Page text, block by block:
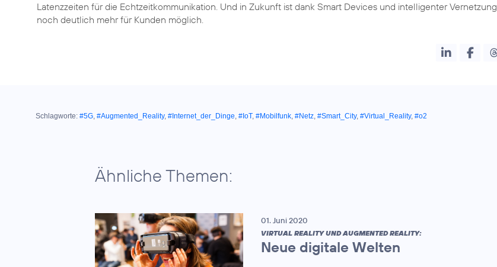
Latenzzeiten für die Echtzeitkommunikation. Und in Zukunft ist dank Smart Devices und intelligenter Vernetzung
Schlagworte: #5G, #Augmented_Reality, #Internet_der_Dinge, #IoT, #Mobilfunk, #Netz, #Smart_City, #Virtual_Reality, #o2
Ähnliche Themen:
01. Juni 2020
VIRTUAL REALITY UND AUGMENTED REALITY:
Neue digitale Welten